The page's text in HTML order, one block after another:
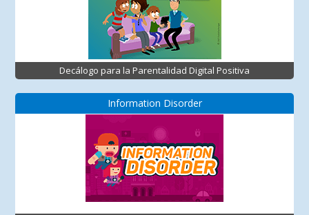
Decálogo para la Parentalidad Digital Positiva
Information Disorder